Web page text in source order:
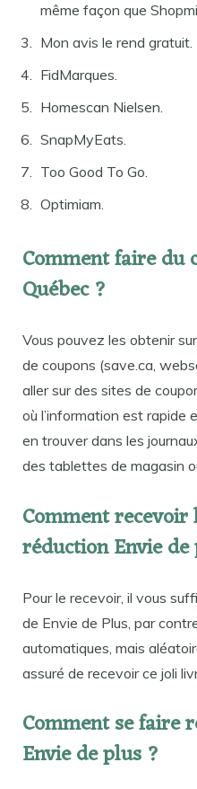
même façon que
Mon avis le rend gratuit.
FidMarques.
Homescan Nielsen.
SnapMyEats.
Too Good To Go.
Optimiam.
Comment faire du
Québec ?
Vous pouvez les obtenir
de coupons (save.ca,
aller sur des sites de
où l’information est rapide
en trouver dans les
des tablettes de magasin
Comment recevoir
réduction Envie
Pour le recevoir, il vous
de Envie de Plus, par
automatiques, mais
assuré de recevoir ce joli
Comment se faire
Envie de plus ?